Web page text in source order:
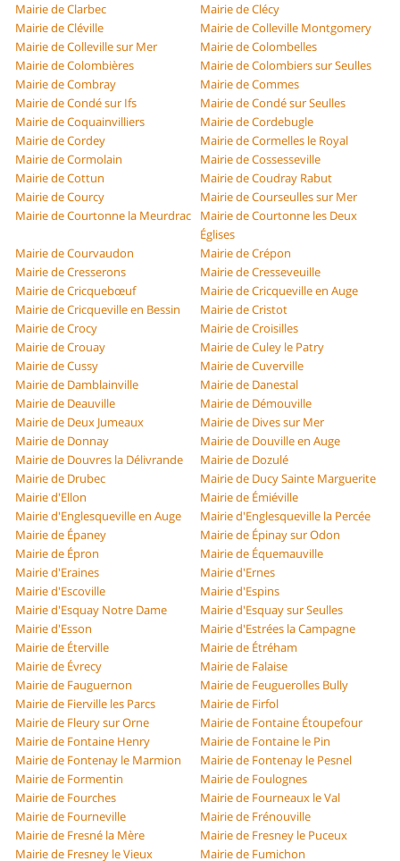
Mairie de Clarbec
Mairie de Clécy
Mairie de Cléville
Mairie de Colleville Montgomery
Mairie de Colleville sur Mer
Mairie de Colombelles
Mairie de Colombières
Mairie de Colombiers sur Seulles
Mairie de Combray
Mairie de Commes
Mairie de Condé sur Ifs
Mairie de Condé sur Seulles
Mairie de Coquainvilliers
Mairie de Cordebugle
Mairie de Cordey
Mairie de Cormelles le Royal
Mairie de Cormolain
Mairie de Cossesseville
Mairie de Cottun
Mairie de Coudray Rabut
Mairie de Courcy
Mairie de Courseulles sur Mer
Mairie de Courtonne la Meurdrac
Mairie de Courtonne les Deux
Églises
Mairie de Courvaudon
Mairie de Crépon
Mairie de Cresserons
Mairie de Cresseveuille
Mairie de Cricquebœuf
Mairie de Cricqueville en Auge
Mairie de Cricqueville en Bessin
Mairie de Cristot
Mairie de Crocy
Mairie de Croisilles
Mairie de Crouay
Mairie de Culey le Patry
Mairie de Cussy
Mairie de Cuverville
Mairie de Damblainville
Mairie de Danestal
Mairie de Deauville
Mairie de Démouville
Mairie de Deux Jumeaux
Mairie de Dives sur Mer
Mairie de Donnay
Mairie de Douville en Auge
Mairie de Douvres la Délivrande
Mairie de Dozulé
Mairie de Drubec
Mairie de Ducy Sainte Marguerite
Mairie d'Ellon
Mairie de Émiéville
Mairie d'Englesqueville en Auge
Mairie d'Englesqueville la Percée
Mairie de Épaney
Mairie de Épinay sur Odon
Mairie de Épron
Mairie de Équemauville
Mairie d'Eraines
Mairie d'Ernes
Mairie d'Escoville
Mairie d'Espins
Mairie d'Esquay Notre Dame
Mairie d'Esquay sur Seulles
Mairie d'Esson
Mairie d'Estrées la Campagne
Mairie de Éterville
Mairie de Étréham
Mairie de Évrecy
Mairie de Falaise
Mairie de Fauguernon
Mairie de Feuguerolles Bully
Mairie de Fierville les Parcs
Mairie de Firfol
Mairie de Fleury sur Orne
Mairie de Fontaine Étoupefour
Mairie de Fontaine Henry
Mairie de Fontaine le Pin
Mairie de Fontenay le Marmion
Mairie de Fontenay le Pesnel
Mairie de Formentin
Mairie de Foulognes
Mairie de Fourches
Mairie de Fourneaux le Val
Mairie de Fourneville
Mairie de Frénouville
Mairie de Fresné la Mère
Mairie de Fresney le Puceux
Mairie de Fresney le Vieux
Mairie de Fumichon